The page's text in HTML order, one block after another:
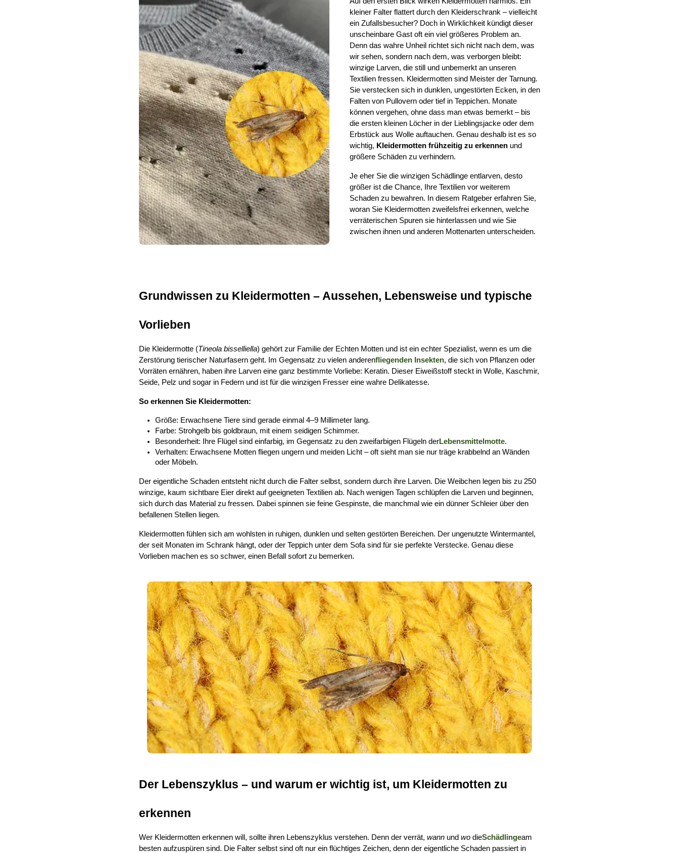
kleiner Falter flattert durch den Kleiderschrank – vielleicht
ein Zufallsbesucher? Doch in Wirklichkeit kündigt dieser
unscheinbare Gast oft ein viel größeres Problem an.
Denn das wahre Unheil richtet sich nicht nach dem, was
wir sehen, sondern nach dem, was verborgen bleibt:
winzige Larven, die still und unbemerkt an unseren
Textilien fressen. Kleidermotten sind Meister der Tarnung.
Sie verstecken sich in dunklen, ungestörten Ecken, in den
Falten von Pullovern oder tief in Teppichen. Monate
können vergehen, ohne dass man etwas bemerkt – bis
die ersten kleinen Löcher in der Lieblingsjacke oder dem
Erbstück aus Wolle auftauchen. Genau deshalb ist es so
wichtig, Kleidermotten frühzeitig zu erkennen und
größere Schäden zu verhindern.
Je eher Sie die winzigen Schädlinge entlarven, desto
größer ist die Chance, Ihre Textilien vor weiterem
Schaden zu bewahren. In diesem Ratgeber erfahren Sie,
woran Sie Kleidermotten zweifelsfrei erkennen, welche
verräterischen Spuren sie hinterlassen und wie Sie
zwischen ihnen und anderen Mottenarten unterscheiden.
Grundwissen zu Kleidermotten – Aussehen, Lebensweise und typische
Vorlieben
Die Kleidermotte (Tineola bisselliella) gehört zur Familie der Echten Motten und ist ein echter Spezialist, wenn es um die
Zerstörung tierischer Naturfasern geht. Im Gegensatz zu vielen anderenfliegenden Insekten, die sich von Pflanzen oder
Vorräten ernähren, haben ihre Larven eine ganz bestimmte Vorliebe: Keratin. Dieser Eiweißstoff steckt in Wolle, Kaschmir,
Seide, Pelz und sogar in Federn und ist für die winzigen Fresser eine wahre Delikatesse.
So erkennen Sie Kleidermotten:
Größe: Erwachsene Tiere sind gerade einmal 4–9 Millimeter lang.
Farbe: Strohgelb bis goldbraun, mit einem seidigen Schimmer.
Besonderheit: Ihre Flügel sind einfarbig, im Gegensatz zu den zweifarbigen Flügeln derLebensmittelmotte.
Verhalten: Erwachsene Motten fliegen ungern und meiden Licht – oft sieht man sie nur träge krabbelnd an Wänden
oder Möbeln.
Der eigentliche Schaden entsteht nicht durch die Falter selbst, sondern durch ihre Larven. Die Weibchen legen bis zu 250
winzige, kaum sichtbare Eier direkt auf geeigneten Textilien ab. Nach wenigen Tagen schlüpfen die Larven und beginnen,
sich durch das Material zu fressen. Dabei spinnen sie feine Gespinste, die manchmal wie ein dünner Schleier über den
befallenen Stellen liegen.
Kleidermotten fühlen sich am wohlsten in ruhigen, dunklen und selten gestörten Bereichen. Der ungenutzte Wintermantel,
der seit Monaten im Schrank hängt, oder der Teppich unter dem Sofa sind für sie perfekte Verstecke. Genau diese
Vorlieben machen es so schwer, einen Befall sofort zu bemerken.
Der Lebenszyklus – und warum er wichtig ist, um Kleidermotten zu
erkennen
Wer Kleidermotten erkennen will, sollte ihren Lebenszyklus verstehen. Denn der verrät, wann und wo dieSchädlingeam
besten aufzuspüren sind. Die Falter selbst sind oft nur ein flüchtiges Zeichen, denn der eigentliche Schaden passiert in